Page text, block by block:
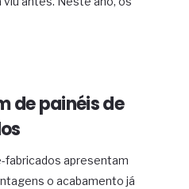
de painéis de
fabricados apresentam
o acabamento já